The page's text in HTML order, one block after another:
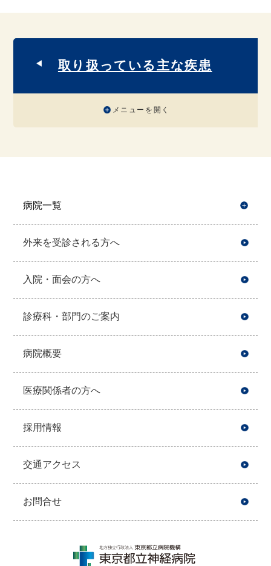
取り扱っている主な疾患
メニューを開く
病院一覧
外来を受診される方へ
入院・面会の方へ
診療科・部門のご案内
病院概要
医療関係者の方へ
採用情報
交通アクセス
お問合せ